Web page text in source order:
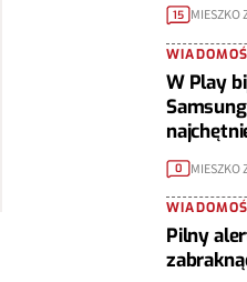
15 MIESZKO
W Play
telefony
0 MIESZKO
Pilny